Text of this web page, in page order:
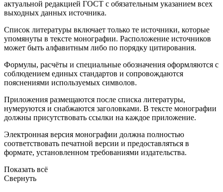
актуальной редакцией ГОСТ с обязательным указанием всех
выходных данных источника.
Список литературы включает только те источники, которые
упомянуты в тексте монографии. Расположение источников
может быть алфавитным либо по порядку цитирования.
Формулы, расчёты и специальные обозначения оформляются с
соблюдением единых стандартов и сопровождаются
пояснениями используемых символов.
Приложения размещаются после списка литературы,
нумеруются и снабжаются заголовками. В тексте монографии
должны присутствовать ссылки на каждое приложение.
Электронная версия монографии должна полностью
соответствовать печатной версии и предоставляться в
формате, установленном требованиями издательства.
Показать всё
Свернуть